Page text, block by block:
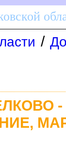
/